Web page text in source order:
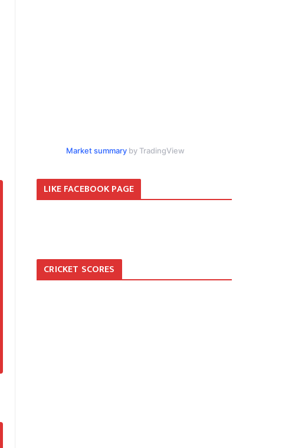
Market summaryby TradingView
LIKE FACEBOOK PAGE
CRICKET SCORES